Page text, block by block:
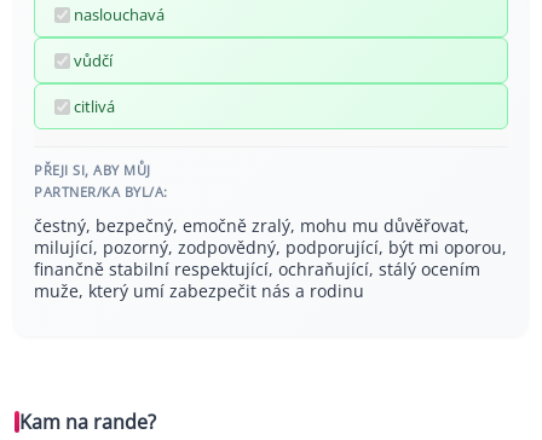
naslouchavá
vůdčí
citlivá
PŘEJI SI, ABY MŮJ
PARTNER/KA BYL/A:
čestný, bezpečný, emočně zralý, mohu mu důvěřovat,
milující, pozorný, zodpovědný, podporující, být mi oporou,
finančně stabilní respektující, ochraňující, stálý ocením
muže, který umí zabezpečit nás a rodinu
Kam na rande?